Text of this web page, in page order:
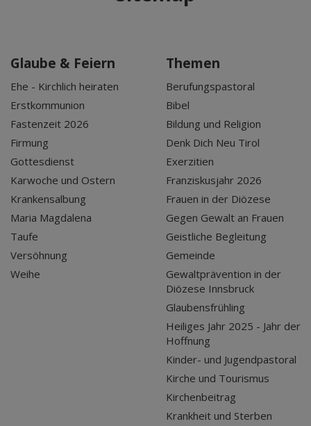
Glaube & Feiern
Ehe - Kirchlich heiraten
Erstkommunion
Fastenzeit 2026
Firmung
Gottesdienst
Karwoche und Ostern
Krankensalbung
Maria Magdalena
Taufe
Versöhnung
Weihe
Themen
Berufungspastoral
Bibel
Bildung und Religion
Denk Dich Neu Tirol
Exerzitien
Franziskusjahr 2026
Frauen in der Diözese
Gegen Gewalt an Frauen
Geistliche Begleitung
Gemeinde
Gewaltprävention in der
Diözese Innsbruck
Glaubensfrühling
Heiliges Jahr 2025 - Jahr der
Hoffnung
Kinder- und Jugendpastoral
Kirche und Tourismus
Kirchenbeitrag
Krankheit und Sterben